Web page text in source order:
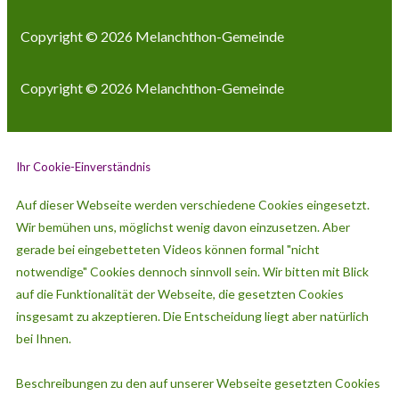
Copyright © 2026 Melanchthon-Gemeinde
Copyright © 2026 Melanchthon-Gemeinde
Ihr Cookie-Einverständnis
Auf dieser Webseite werden verschiedene Cookies eingesetzt.
Wir bemühen uns, möglichst wenig davon einzusetzen. Aber
gerade bei eingebetteten Videos können formal "nicht
notwendige" Cookies dennoch sinnvoll sein. Wir bitten mit Blick
auf die Funktionalität der Webseite, die gesetzten Cookies
insgesamt zu akzeptieren. Die Entscheidung liegt aber natürlich
bei Ihnen.
Beschreibungen zu den auf unserer Webseite gesetzten Cookies